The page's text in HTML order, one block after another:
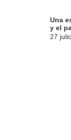
Una
y el
27